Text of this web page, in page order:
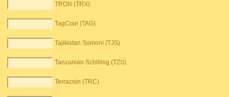
TRON (TRX)
TagCoin (TAG)
Tajikistan Somoni (TJS)
Tanzanian Schilling (TZS)
Terracoin (TRC)